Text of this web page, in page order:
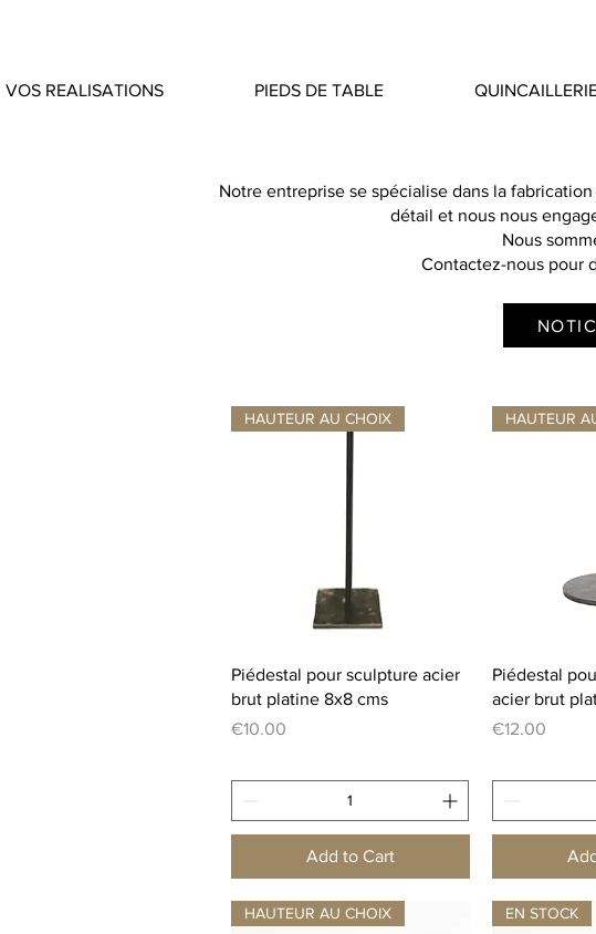
VOS REALISATIONS PIEDS DE TABLE
Notre entreprise se spécialise dans la
détail et nous nous
Nous
Contactez-nous pour
Quick View
HAUTEUR AU CHOIX
Piédestal pour sculpture acier
brut platine 8x8 cms
Price
€10.00
Add to Cart
HAUTEUR
Piédestal
acier brut
Price
€12.00
HAUTEUR AU CHOIX EN STOCK